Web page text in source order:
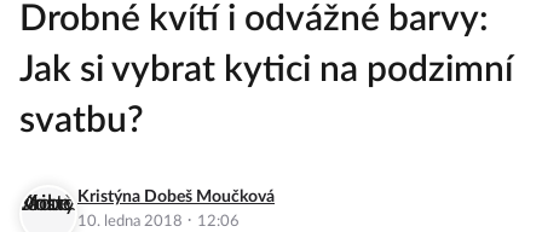
Drobné kvítí i odvážné barvy:
Jak si vybrat kytici na podzimní
svatbu?
Kristýna Dobeš Moučková
10. ledna 2018 · 12:06